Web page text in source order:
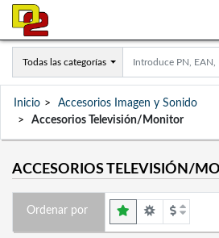
Todas las categorías
Inicio
Accesorios Imagen y Sonido
Accesorios Televisión/Monitor
ACCESORIOS TELEVISIÓN/
Ordenar por